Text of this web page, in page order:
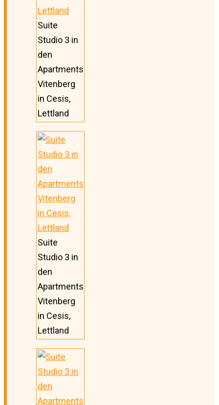
Suite
Studio 3 in
den
Apartments
Vitenberg
in Cesis,
Lettland
Suite
Studio 3 in
den
Apartments
Vitenberg
in Cesis,
Lettland